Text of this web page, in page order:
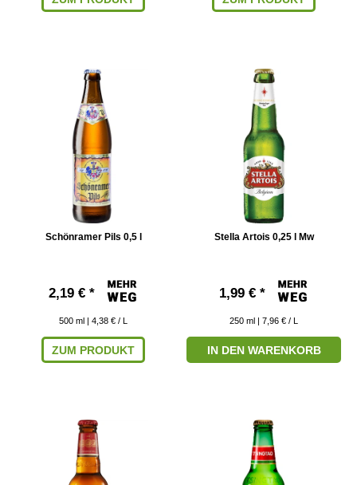
Schönramer Pils 0,5 l
2,19 € *
500 ml | 4,38 € / L
ZUM PRODUKT
Stella Artois 0,25 l Mw
1,99 € *
250 ml | 7,96 € / L
IN DEN WARENKORB